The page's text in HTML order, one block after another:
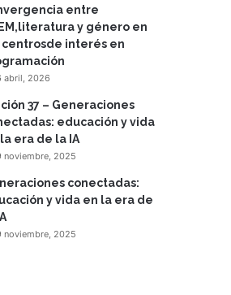
entre
y género en
centrosde interés en
abril, 2026
37 – Generaciones
educación y vida
era de la IA
noviembre, 2025
conectadas:
y vida en la era de
noviembre, 2025